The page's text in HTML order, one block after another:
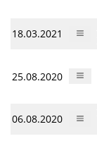
18.03.2021
25.08.2020
06.08.2020